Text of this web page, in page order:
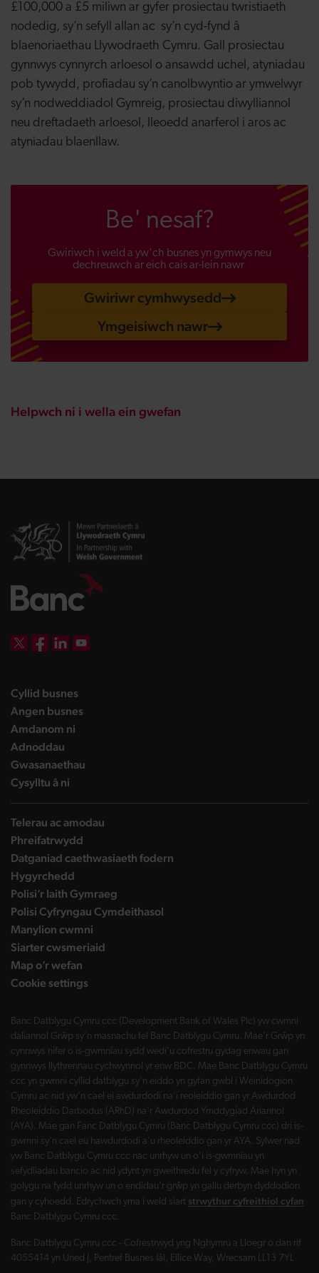
£100,000 a £5 miliwn ar gyfer prosiectau twristiaeth
nodedig, sy’n sefyll allan ac sy’n cyd-fynd â
blaenoriaethau Llywodraeth Cymru. Gall prosiectau
gynnwys cynnyrch arloesol o ansawdd uchel, atyniadau
pob tywydd, profiadau sy’n canolbwyntio ar ymwelwyr
sy’n nodweddiadol Gymreig, prosiectau diwylliannol
neu dreftadaeth arloesol, lleoedd anarferol i aros ac
atyniadau blaenllaw.
Be' nesaf?
Gwiriwch i weld a yw'ch busnes yn gymwys neu
dechreuwch ar eich cais ar-lein nawr
Gwiriwr cymhwysedd
Ymgeisiwch nawr
Helpwch ni i wella ein gwefan
Cyllid busneslanding page
Angen busneslanding page
Amdanom ni
Adnoddau
Gwasanaethau
Cysylltu â ni
Telerau ac amodau
Phreifatrwydd
Datganiad caethwasiaeth fodern
Hygyrchedd
Polisi’r Iaith Gymraeg
Polisi Cyfryngau Cymdeithasol
Manylion cwmni
Siarter cwsmeriaid
Map o’r wefan
Cookie settings
Banc Datblygu Cymru ccc (Development Bank of Wales Plc) yw cwmni
daliannol Grŵp sy'n masnachu fel Banc Datblygu Cymru. Mae'r Grŵp yn
cynnwys nifer o is-gwmnïau sydd wedi'u cofrestru gydag enwau gan
gynnwys llythrennau cychwynnol yr enw BDC. Mae Banc Datblygu Cymru
ccc yn gwmni cyllid datblygu sy'n eiddo yn gyfan gwbl i Weinidogion
Cymru ac nid yw'n cael ei awdurdodi na'i reoleiddio gan yr Awdurdod
Rheoleiddio Darbodus (ARhD) na'r Awdurdod Ymddygiad Ariannol
(AYA). Mae gan Fanc Datblygu Cymru (Banc Datblygu Cymru ccc) dri is-
gwmni sy'n cael eu hawdurdodi a'u rheoleiddio gan yr AYA. Sylwer nad
yw Banc Datblygu Cymru ccc nac unrhyw un o'i is-gwmnïau yn
sefydliadau bancio ac nid ydynt yn gweithredu fel y cyfryw. Mae hyn yn
golygu na fydd unrhyw un o endidau'r grŵp yn gallu derbyn dyddodion
gan y cyhoedd. Edrychwch yma i weld siart strwythur cyfreithiol cyfan
Banc Datblygu Cymru ccc.
Banc Datblygu Cymru ccc - Cofrestrwyd yng Nghymru a Lloegr o dan rif
4055414 yn Uned J, Pentref Busnes Iâl, Ellice Way, Wrecsam LL13 7YL